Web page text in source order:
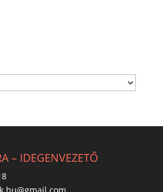
– IDEGENVEZETŐ